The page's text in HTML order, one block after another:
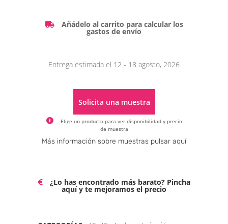
Añádelo al carrito para calcular los
gastos de envío
Entrega estimada el 12 - 18 agosto, 2026
Solicita una muestra
Elige un producto para ver disponibilidad y precio
de muestra
Alternative:
Más información sobre muestras pulsar aquí
¿Lo has encontrado más barato? Pincha
aquí y te mejoramos el precio